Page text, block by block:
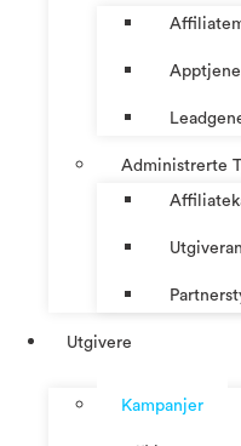
Administrerte
Utgivere
Kampanjer